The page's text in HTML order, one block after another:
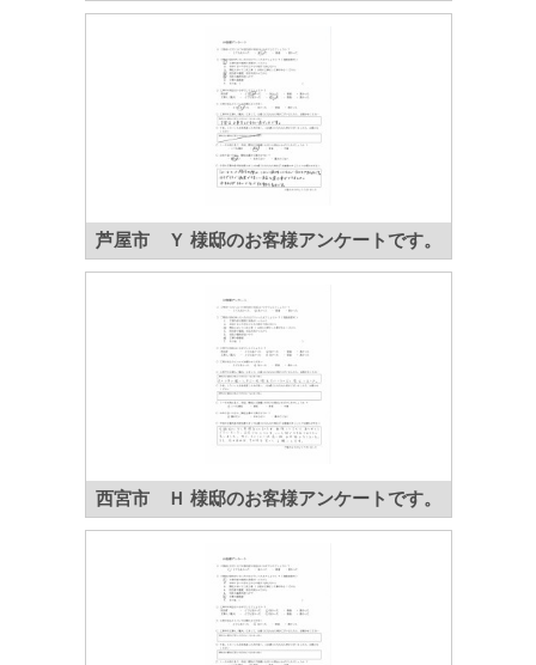
芦屋市 Ｙ 様邸のお客様アンケートです。
西宮市 Ｈ 様邸のお客様アンケートです。